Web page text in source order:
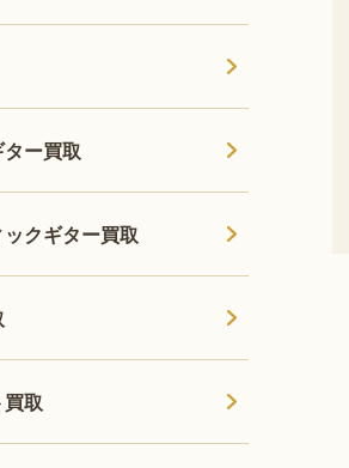
ー買取
クギター買取
買取